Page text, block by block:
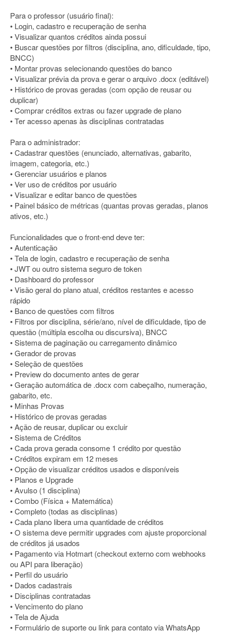
Para o professor (usuário final):
• Login, cadastro e recuperação de senha
• Visualizar quantos créditos ainda possui
• Buscar questões por filtros (disciplina, ano, dificuldade, tipo,
BNCC)
• Montar provas selecionando questões do banco
• Visualizar prévia da prova e gerar o arquivo .docx (editável)
• Histórico de provas geradas (com opção de reusar ou
duplicar)
• Comprar créditos extras ou fazer upgrade de plano
• Ter acesso apenas às disciplinas contratadas
Para o administrador:
• Cadastrar questões (enunciado, alternativas, gabarito,
imagem, categoria, etc.)
• Gerenciar usuários e planos
• Ver uso de créditos por usuário
• Visualizar e editar banco de questões
• Painel básico de métricas (quantas provas geradas, planos
ativos, etc.)
Funcionalidades que o front-end deve ter:
• Autenticação
• Tela de login, cadastro e recuperação de senha
• JWT ou outro sistema seguro de token
• Dashboard do professor
• Visão geral do plano atual, créditos restantes e acesso
rápido
• Banco de questões com filtros
• Filtros por disciplina, série/ano, nível de dificuldade, tipo de
questão (múltipla escolha ou discursiva), BNCC
• Sistema de paginação ou carregamento dinâmico
• Gerador de provas
• Seleção de questões
• Preview do documento antes de gerar
• Geração automática de .docx com cabeçalho, numeração,
gabarito, etc.
• Minhas Provas
• Histórico de provas geradas
• Ação de reusar, duplicar ou excluir
• Sistema de Créditos
• Cada prova gerada consome 1 crédito por questão
• Créditos expiram em 12 meses
• Opção de visualizar créditos usados e disponíveis
• Planos e Upgrade
• Avulso (1 disciplina)
• Combo (Física + Matemática)
• Completo (todas as disciplinas)
• Cada plano libera uma quantidade de créditos
• O sistema deve permitir upgrades com ajuste proporcional
de créditos já usados
• Pagamento via Hotmart (checkout externo com webhooks
ou API para liberação)
• Perfil do usuário
• Dados cadastrais
• Disciplinas contratadas
• Vencimento do plano
• Tela de Ajuda
• Formulário de suporte ou link para contato via WhatsApp